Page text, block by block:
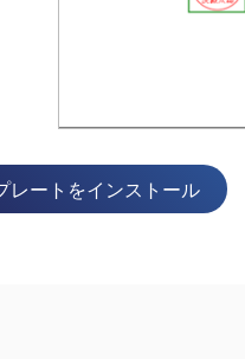
レートをインストール